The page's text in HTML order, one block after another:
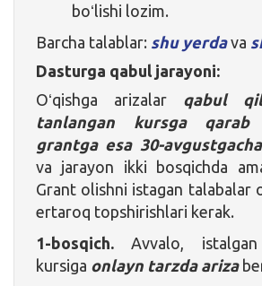
boʻlishi lozim.
Barcha talablar: shu yerdava
Dasturga qabul jarayoni:
Oʻqishga arizalar qabul
tanlangan kursga
grantga esa 30-avgustgacha
va jarayon ikki bosqichda
Grant olishni istagan talabalar
ertaroq topshirishlari kerak.
1-bosqich. Avvalo, istalgan
kursiga onlayn tarzda ariza